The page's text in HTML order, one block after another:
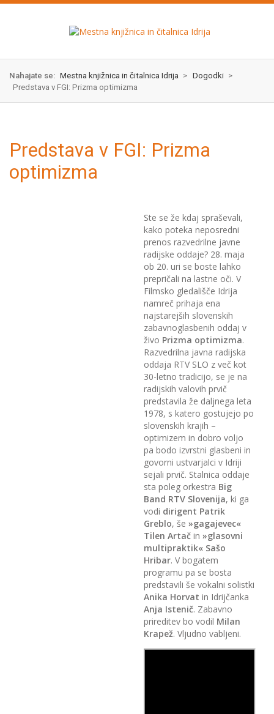
Skok
izjava
Nahajate se: Mestna knjižnica in čitalnica Idrija > Dogodki >
Predstava v FGI: Prizma optimizma
Predstava v FGI: Prizma
optimizma
Ste se že kdaj spraševali,
kako poteka neposredni
prenos razvedrilne javne
radijske oddaje? 28. maja
ob 20. uri se boste lahko
prepričali na lastne oči. V
Filmsko gledališče Idrija
namreč prihaja ena
najstarejših slovenskih
zabavnoglasbenih oddaj v
živo Prizma optimizma.
Razvedrilna javna radijska
oddaja RTV SLO z več kot
30-letno tradicijo, se je na
radijskih valovih prvič
predstavila že daljnega leta
1978, s katero gostujejo po
slovenskih krajih –
optimizem in dobro voljo
pa bodo izvrstni glasbeni in
govorni ustvarjalci v Idriji
sejali prvič. Stalnica oddaje
sta poleg orkestra Big
Band RTV Slovenija, ki ga
vodi dirigent Patrik
Greblo, še»gagajevec«
Tilen Artač in»glasovni
multipraktik« Sašo
Hribar. V bogatem
programu pa se bosta
predstavili še vokalni solistki
Anika Horvat in Idrijčanka
Anja Istenič. Zabavno
prireditev bo vodil Milan
Krapež. Vljudno vabljeni.